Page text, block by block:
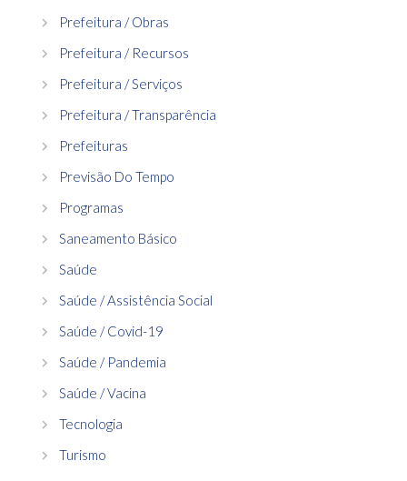
Prefeitura / Obras
Prefeitura / Recursos
Prefeitura / Serviços
Prefeitura / Transparência
Prefeituras
Previsão Do Tempo
Programas
Saneamento Básico
Saúde
Saúde / Assistência Social
Saúde / Covid-19
Saúde / Pandemia
Saúde / Vacina
Tecnologia
Turismo